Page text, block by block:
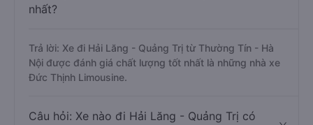
nhất?
Trả lời: Xe đi Hải Lăng - Quảng Trị từ Thường Tín - Hà
Nội được đánh giá chất lượng tốt nhất là những nhà xe
Đức Thịnh Limousine.
Câu hỏi: Xe nào đi Hải Lăng - Quảng Trị có